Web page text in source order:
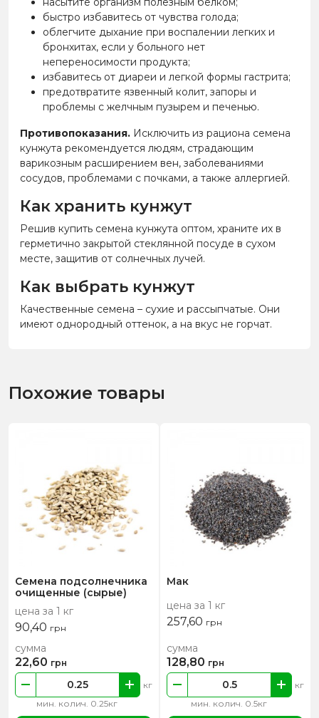
быстро избавитесь от чувства голода;
облегчите дыхание при воспалении легких и
бронхитах, если у больного нет
непереносимости продукта;
избавитесь от диареи и легкой формы гастрита;
предотвратите язвенный колит, запоры и
проблемы с желчным пузырем и печенью.
Противопоказания. Исключить из рациона семена
кунжута рекомендуется людям, страдающим
варикозным расширением вен, заболеваниями
сосудов, проблемами с почками, а также аллергией.
Как хранить кунжут
Решив купить семена кунжута оптом, храните их в
герметично закрытой стеклянной посуде в сухом
месте, защитив от солнечных лучей.
Как выбрать кунжут
Качественные семена – сухие и рассыпчатые. Они
имеют однородный оттенок, а на вкус не горчат.
Похожие товары
Семена подсолнечника
очищенные (сырые)
цена за 1 кг
90,40 грн
мин. колич. 0.25кг
кг
сумма
22,60 грн
Мак
цена за 1 кг
257,60 грн
мин. колич. 0.5кг
кг
сумма
128,80 грн